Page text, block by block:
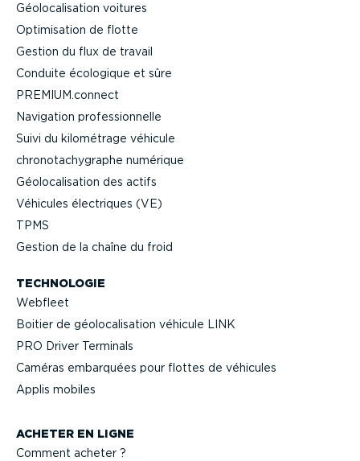
Géolo­ca­li­sation voitures
Optimi­sation de flotte
Gestion du flux de travail
Conduite écologique et sûre
PREMIUM.connect
Navigation profes­sion­nelle
Suivi du kilométrage véhicule
chrono­ta­chy­graphe numérique
Géolo­ca­li­sation des actifs
Véhicules électriques (VE)
TPMS
Gestion de la chaîne du froid
TECHNOLOGIE
Webfleet
Boitier de géolo­ca­li­sation véhicule LINK
PRO Driver Terminals
Caméras embarquées pour flottes de véhicules
Applis mobiles
ACHETER EN LIGNE
Comment acheter ?